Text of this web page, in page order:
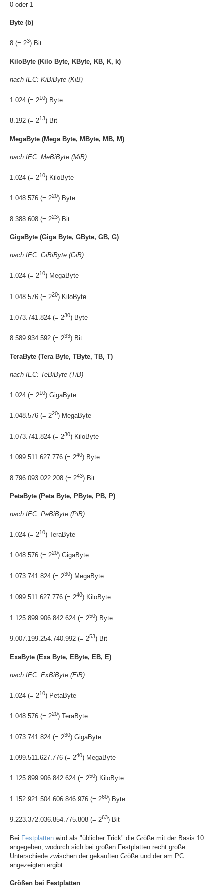
0 oder 1
Byte (b)
8 (= 23) Bit
KiloByte (Kilo Byte, KByte, KB, K, k)
nach IEC: KiBiByte (KiB)
1.024 (= 210) Byte
8.192 (= 213) Bit
MegaByte (Mega Byte, MByte, MB, M)
nach IEC: MeBiByte (MiB)
1.024 (= 210) KiloByte
1.048.576 (= 220) Byte
8.388.608 (= 223) Bit
GigaByte (Giga Byte, GByte, GB, G)
nach IEC: GiBiByte (GiB)
1.024 (= 210) MegaByte
1.048.576 (= 220) KiloByte
1.073.741.824 (= 230) Byte
8.589.934.592 (= 233) Bit
TeraByte (Tera Byte, TByte, TB, T)
nach IEC: TeBiByte (TiB)
1.024 (= 210) GigaByte
1.048.576 (= 220) MegaByte
1.073.741.824 (= 230) KiloByte
1.099.511.627.776 (= 240) Byte
8.796.093.022.208 (= 243) Bit
PetaByte (Peta Byte, PByte, PB, P)
nach IEC: PeBiByte (PiB)
1.024 (= 210) TeraByte
1.048.576 (= 220) GigaByte
1.073.741.824 (= 230) MegaByte
1.099.511.627.776 (= 240) KiloByte
1.125.899.906.842.624 (= 250) Byte
9.007.199.254.740.992 (= 253) Bit
ExaByte (Exa Byte, EByte, EB, E)
nach IEC: ExBiByte (EiB)
1.024 (= 210) PetaByte
1.048.576 (= 220) TeraByte
1.073.741.824 (= 230) GigaByte
1.099.511.627.776 (= 240) MegaByte
1.125.899.906.842.624 (= 250) KiloByte
1.152.921.504.606.846.976 (= 260) Byte
9.223.372.036.854.775.808 (= 263) Bit
Bei Festplatten wird als "üblicher Trick" die Größe mit der Basis 10
angegeben, wodurch sich bei großen Festplatten recht große
Unterschiede zwischen der gekauften Größe und der am PC
angezeigten ergibt.
Größen bei Festplatten